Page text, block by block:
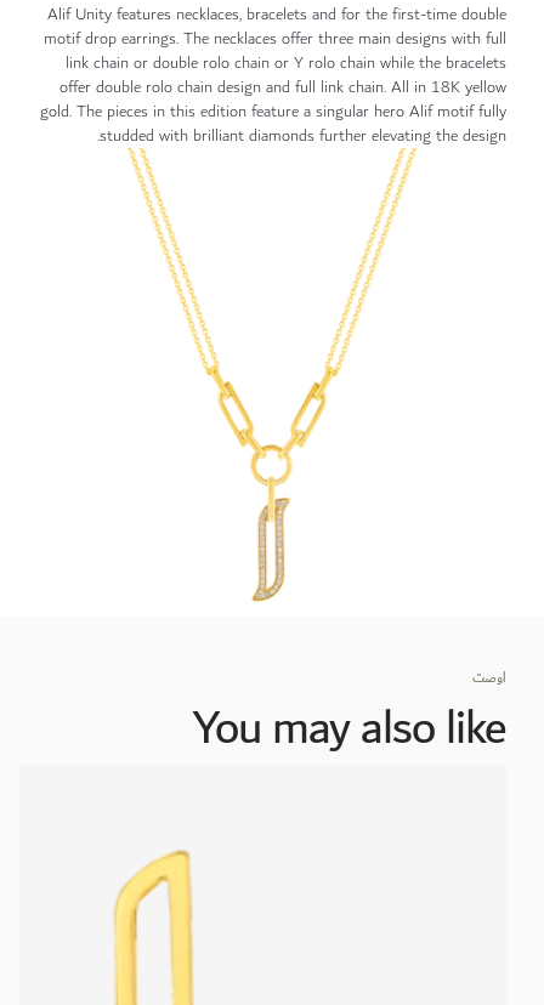
Alif Unity features necklaces, bracelets and for the first-time double
motif drop earrings. The necklaces offer three main designs with full
link chain or double rolo chain or Y rolo chain while the bracelets
offer double rolo chain design and full link chain. All in 18K yellow
gold. The pieces in this edition feature a singular hero Alif motif fully
studded with brilliant diamonds further elevating the design.
اوصت
You may also like